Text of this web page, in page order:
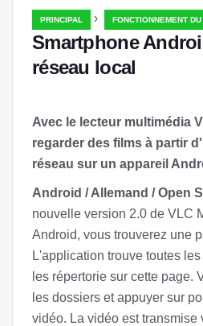
PRINCIPAL › FONCTIONNEMENT
Smartphone
réseau local
Avec le lecteur multimédia
regarder des films à partir
réseau sur un appareil
Android / Allemand / Open
nouvelle version 2.0 de VLC
Android, vous trouverez une
L'application trouve toutes
les répertorie sur cette page.
les dossiers et appuyer sur
vidéo. La vidéo est transmise